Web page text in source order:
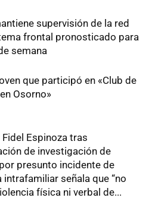
supervisión de la red
frontal pronosticado para
semana
que participó en «Club de
Osorno»
Espinoza tras
de investigación de
presunto incidente de
intrafamiliar señala que “no
física ni verbal de...